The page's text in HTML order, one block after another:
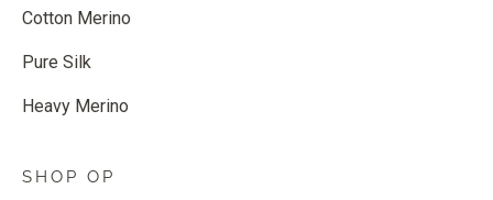
Cotton Merino
Pure Silk
Heavy Merino
SHOP OP